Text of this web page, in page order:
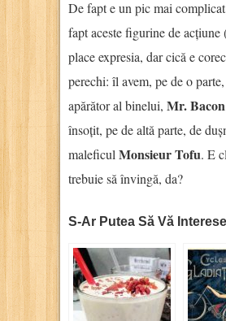
De fapt e un pic mai
fapt aceste figurine de acțiune
place expresia, dar cică e
perechi: îl avem, pe de o
apărător al binelui, Mr. Bacon
însoțit, pe de altă parte, de
maleficul Monsieur Tofu. E
trebuie să învingă, da?
S-Ar Putea Să Vă